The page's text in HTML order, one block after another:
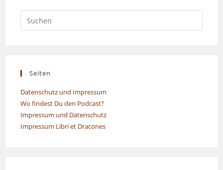
Seiten
Datenschutz und Impressum
Wo findest Du den Podcast?
Impressum und Datenschutz
Impressum Libri et Dracones